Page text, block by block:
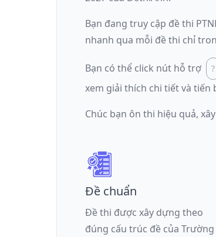
Bạn đang truy cập đề thi
nhanh qua mỗi đề thi chỉ
Bạn có thể click nút hỗ trợ
xem giải thích chi tiết và tiến
Chúc bạn ôn thi hiệu quả,
Đề chuẩn
Đề thi được xây dựng theo
đúng cấu trúc đề của Trường